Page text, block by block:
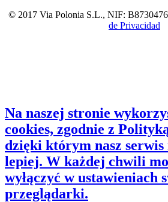
© 2017 Via Polonia S.L., NIF:
de Privacidad
Na naszej stronie
cookies, zgodnie z
dzięki którym nasz serwis
lepiej. W każdej chwili
wyłączyć w ustawieniach
przeglądarki.